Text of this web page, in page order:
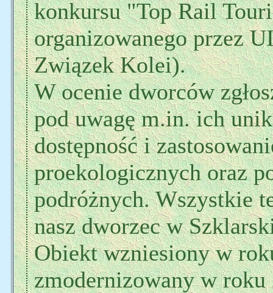
konkursu "Top Rail
organizowanego przez
Związek Kolei).
W ocenie dworców
pod uwagę m.in. ich
dostępność i
proekologicznych oraz
podróżnych. Wszystkie
nasz dworzec w
Obiekt wzniesiony w
zmodernizowany w roku